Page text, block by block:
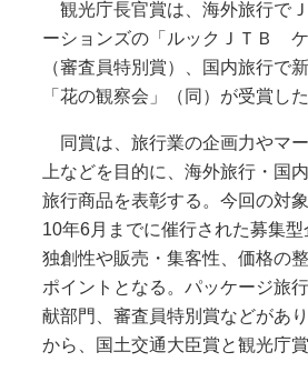
観光庁長官賞は、海外旅行で
ーションズの「ルックＪＴＢ ケ
（審査員特別賞）、国内旅行で
「花の観察会」（同）が受賞した
同賞は、旅行業の企画力やマ
上などを目的に、海外旅行・国
旅行商品を表彰する。今回の対
10年6月までに催行された募集
独創性や販売・集客性、価格の
ポイントとなる。パッケージ旅
献部門、審査員特別賞などがあ
から、国土交通大臣賞と観光庁賞